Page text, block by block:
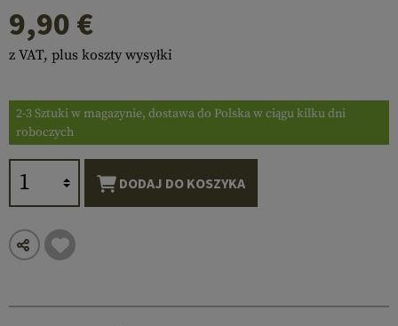
9,90 €
z VAT, plus koszty wysyłki
2-3 Sztuki w magazynie, dostawa do Polska w ciągu kilku dni
roboczych
DODAJ DO KOSZYKA